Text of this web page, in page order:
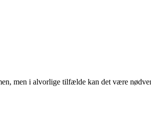
men i alvorlige tilfælde kan det være